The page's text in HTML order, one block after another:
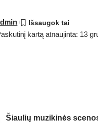
kartą atnaujinta: 13
Šiaulių muzikinės